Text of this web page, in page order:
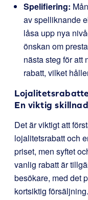
Spelifiering:
av spelliknande
låsa upp nya
önskan om
nästa steg för att
rabatt, vilket
En viktig skillnad
Det är viktigt att
lojalitetsrabatt och
priset, men syftet
vanlig rabatt är
besökare, med det
kortsiktig försäljning.